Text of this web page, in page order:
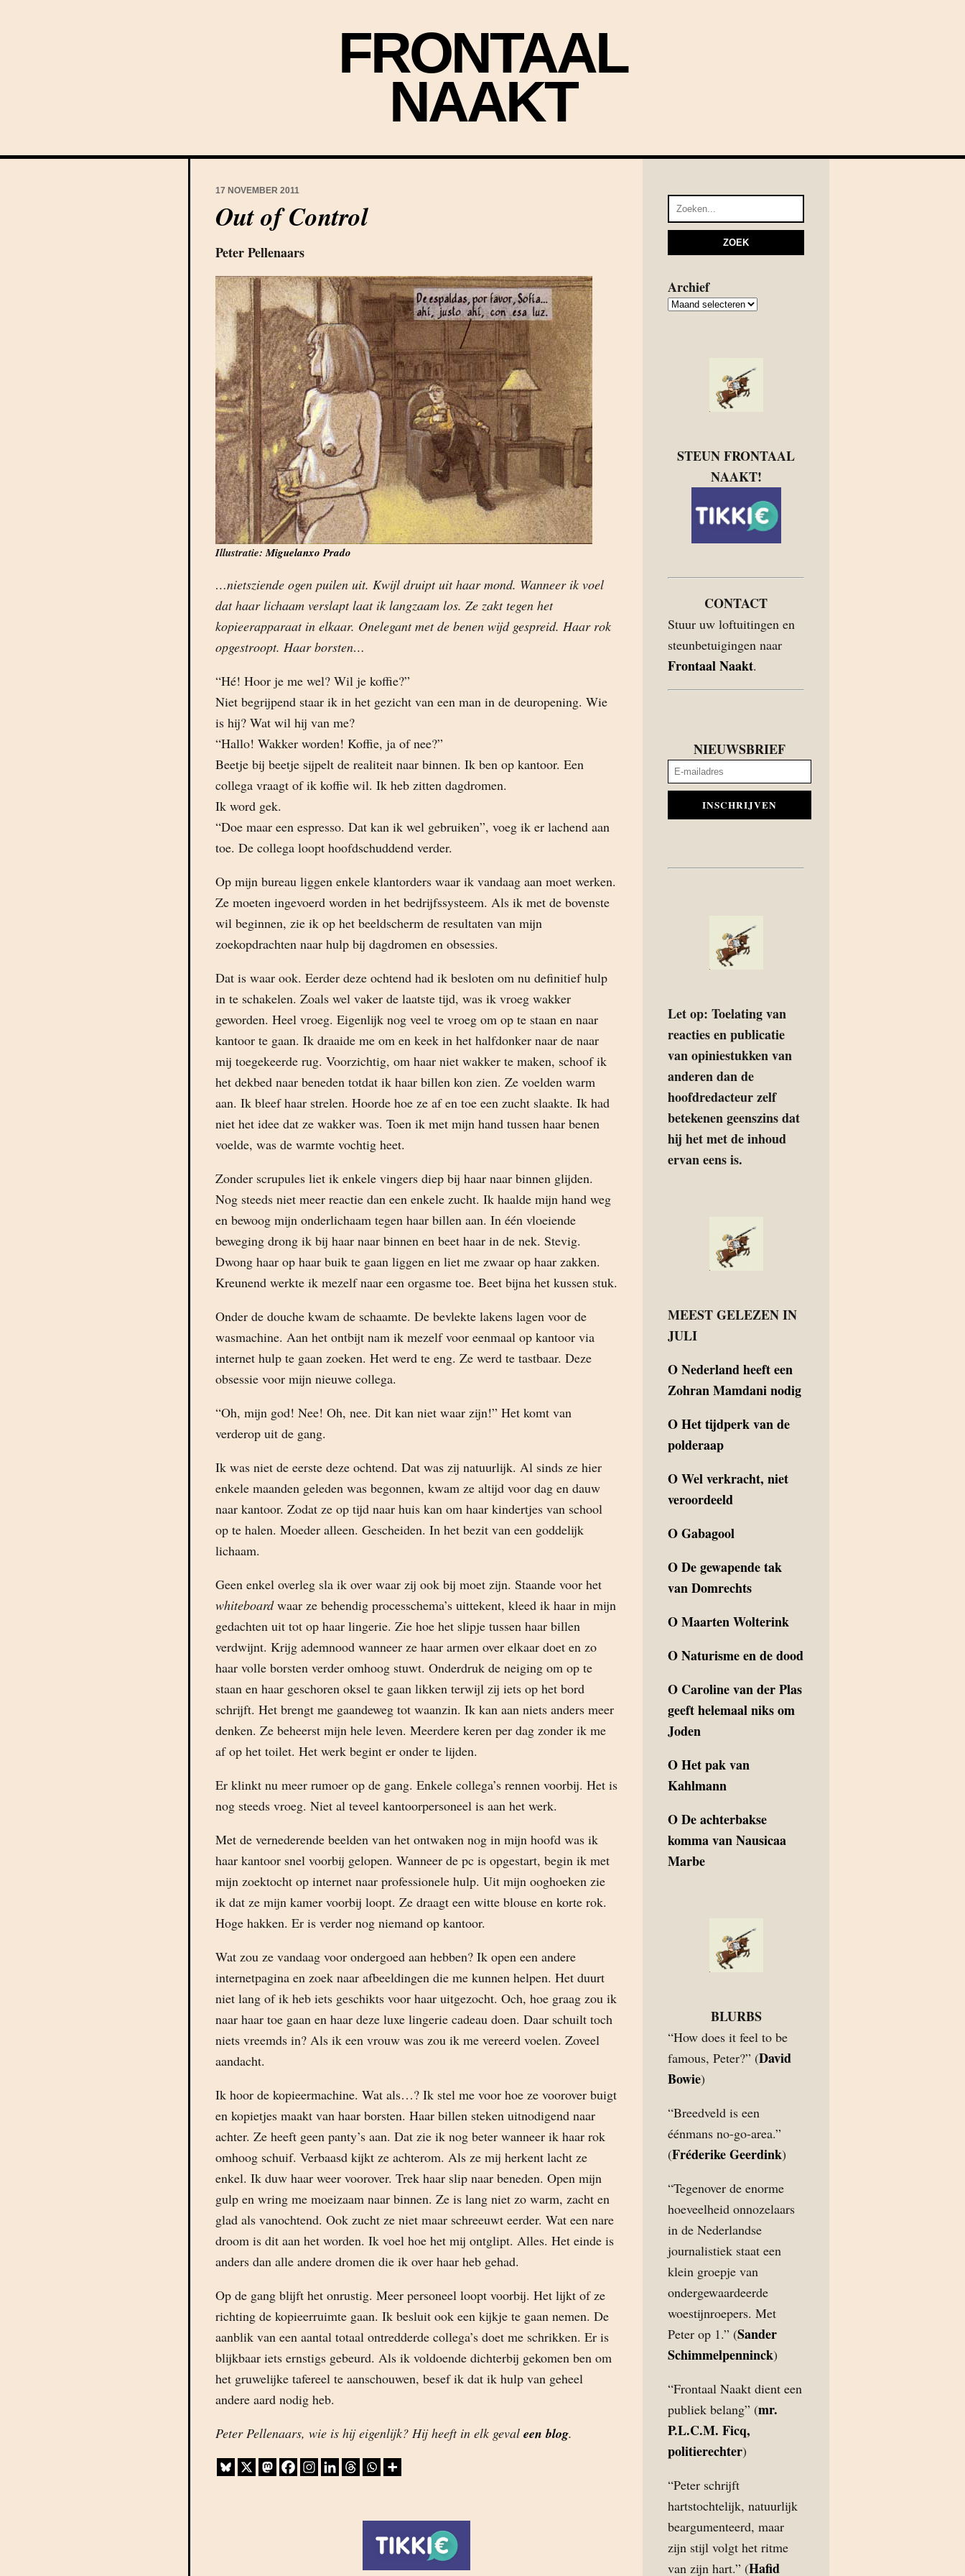
FRONTAAL
NAAKT
17 NOVEMBER 2011
Out of Control
Peter Pellenaars
Illustratie:Miguelanxo Prado
…nietsziende ogen puilen uit. Kwijl druipt uit haar mond. Wanneer ik voel
dat haar lichaam verslapt laat ik langzaam los. Ze zakt tegen het
kopieerapparaat in elkaar. Onelegant met de benen wijd gespreid. Haar rok
opgestroopt. Haar borsten…
“Hé! Hoor je me wel? Wil je koffie?”
Niet begrijpend staar ik in het gezicht van een man in de deuropening. Wie
is hij? Wat wil hij van me?
“Hallo! Wakker worden! Koffie, ja of nee?”
Beetje bij beetje sijpelt de realiteit naar binnen. Ik ben op kantoor. Een
collega vraagt of ik koffie wil. Ik heb zitten dagdromen.
Ik word gek.
“Doe maar een espresso. Dat kan ik wel gebruiken”, voeg ik er lachend aan
toe. De collega loopt hoofdschuddend verder.
Op mijn bureau liggen enkele klantorders waar ik vandaag aan moet werken.
Ze moeten ingevoerd worden in het bedrijfssysteem. Als ik met de bovenste
wil beginnen, zie ik op het beeldscherm de resultaten van mijn
zoekopdrachten naar hulp bij dagdromen en obsessies.
Dat is waar ook. Eerder deze ochtend had ik besloten om nu definitief hulp
in te schakelen. Zoals wel vaker de laatste tijd, was ik vroeg wakker
geworden. Heel vroeg. Eigenlijk nog veel te vroeg om op te staan en naar
kantoor te gaan. Ik draaide me om en keek in het halfdonker naar de naar
mij toegekeerde rug. Voorzichtig, om haar niet wakker te maken, schoof ik
het dekbed naar beneden totdat ik haar billen kon zien. Ze voelden warm
aan. Ik bleef haar strelen. Hoorde hoe ze af en toe een zucht slaakte. Ik had
niet het idee dat ze wakker was. Toen ik met mijn hand tussen haar benen
voelde, was de warmte vochtig heet.
Zonder scrupules liet ik enkele vingers diep bij haar naar binnen glijden.
Nog steeds niet meer reactie dan een enkele zucht. Ik haalde mijn hand weg
en bewoog mijn onderlichaam tegen haar billen aan. In één vloeiende
beweging drong ik bij haar naar binnen en beet haar in de nek. Stevig.
Dwong haar op haar buik te gaan liggen en liet me zwaar op haar zakken.
Kreunend werkte ik mezelf naar een orgasme toe. Beet bijna het kussen stuk.
Onder de douche kwam de schaamte. De bevlekte lakens lagen voor de
wasmachine. Aan het ontbijt nam ik mezelf voor eenmaal op kantoor via
internet hulp te gaan zoeken. Het werd te eng. Ze werd te tastbaar. Deze
obsessie voor mijn nieuwe collega.
“Oh, mijn god! Nee! Oh, nee. Dit kan niet waar zijn!” Het komt van
verderop uit de gang.
Ik was niet de eerste deze ochtend. Dat was zij natuurlijk. Al sinds ze hier
enkele maanden geleden was begonnen, kwam ze altijd voor dag en dauw
naar kantoor. Zodat ze op tijd naar huis kan om haar kindertjes van school
op te halen. Moeder alleen. Gescheiden. In het bezit van een goddelijk
lichaam.
Geen enkel overleg sla ik over waar zij ook bij moet zijn. Staande voor het
whiteboardwaar ze behendig processchema’s uittekent, kleed ik haar in mijn
gedachten uit tot op haar lingerie. Zie hoe het slipje tussen haar billen
verdwijnt. Krijg ademnood wanneer ze haar armen over elkaar doet en zo
haar volle borsten verder omhoog stuwt. Onderdruk de neiging om op te
staan en haar geschoren oksel te gaan likken terwijl zij iets op het bord
schrijft. Het brengt me gaandeweg tot waanzin. Ik kan aan niets anders meer
denken. Ze beheerst mijn hele leven. Meerdere keren per dag zonder ik me
af op het toilet. Het werk begint er onder te lijden.
Er klinkt nu meer rumoer op de gang. Enkele collega’s rennen voorbij. Het is
nog steeds vroeg. Niet al teveel kantoorpersoneel is aan het werk.
Met de vernederende beelden van het ontwaken nog in mijn hoofd was ik
haar kantoor snel voorbij gelopen. Wanneer de pc is opgestart, begin ik met
mijn zoektocht op internet naar professionele hulp. Uit mijn ooghoeken zie
ik dat ze mijn kamer voorbij loopt. Ze draagt een witte blouse en korte rok.
Hoge hakken. Er is verder nog niemand op kantoor.
Wat zou ze vandaag voor ondergoed aan hebben? Ik open een andere
internetpagina en zoek naar afbeeldingen die me kunnen helpen. Het duurt
niet lang of ik heb iets geschikts voor haar uitgezocht. Och, hoe graag zou ik
naar haar toe gaan en haar deze luxe lingerie cadeau doen. Daar schuilt toch
niets vreemds in? Als ik een vrouw was zou ik me vereerd voelen. Zoveel
aandacht.
Ik hoor de kopieermachine. Wat als…? Ik stel me voor hoe ze voorover buigt
en kopietjes maakt van haar borsten. Haar billen steken uitnodigend naar
achter. Ze heeft geen panty’s aan. Dat zie ik nog beter wanneer ik haar rok
omhoog schuif. Verbaasd kijkt ze achterom. Als ze mij herkent lacht ze
enkel. Ik duw haar weer voorover. Trek haar slip naar beneden. Open mijn
gulp en wring me moeizaam naar binnen. Ze is lang niet zo warm, zacht en
glad als vanochtend. Ook zucht ze niet maar schreeuwt eerder. Wat een nare
droom is dit aan het worden. Ik voel hoe het mij ontglipt. Alles. Het einde is
anders dan alle andere dromen die ik over haar heb gehad.
Op de gang blijft het onrustig. Meer personeel loopt voorbij. Het lijkt of ze
richting de kopieerruimte gaan. Ik besluit ook een kijkje te gaan nemen. De
aanblik van een aantal totaal ontredderde collega’s doet me schrikken. Er is
blijkbaar iets ernstigs gebeurd. Als ik voldoende dichterbij gekomen ben om
het gruwelijke tafereel te aanschouwen, besef ik dat ik hulp van geheel
andere aard nodig heb.
Peter Pellenaars, wie is hij eigenlijk? Hij heeft in elk geval een blog.
Archief
Archief
STEUN FRONTAAL
NAAKT!
CONTACT
Stuur uw loftuitingen en
steunbetuigingen naar
Frontaal Naakt.
NIEUWSBRIEF
INSCHRIJVEN
Let op: Toelating van
reacties en publicatie
van opiniestukken van
anderen dan de
hoofdredacteur zelf
betekenen geenszins dat
hij het met de inhoud
ervan eens is.
MEEST GELEZEN IN
JULI
ONederland heeft een
Zohran Mamdani nodig
OHet tijdperk van de
polderaap
OWel verkracht, niet
veroordeeld
OGabagool
ODe gewapende tak
van Domrechts
OMaarten Wolterink
ONaturisme en de dood
O Caroline van der Plas
geeft helemaal niks om
Joden
OHet pak van
Kahlmann
ODe achterbakse
komma van Nausicaa
Marbe
BLURBS
“How does it feel to be
famous, Peter?” (David
Bowie)
“Breedveld is een
éénmans no-go-area.”
(Fréderike Geerdink)
“Tegenover de enorme
hoeveelheid onnozelaars
in de Nederlandse
journalistiek staat een
klein groepje van
ondergewaardeerde
woestijnroepers. Met
Peter op 1.” (Sander
Schimmelpenninck)
“Frontaal Naakt dient een
publiek belang” (mr.
P.L.C.M. Ficq,
politierechter)
“Peter schrijft
hartstochtelijk, natuurlijk
beargumenteerd, maar
zijn stijl volgt het ritme
van zijn hart.” (Hafid